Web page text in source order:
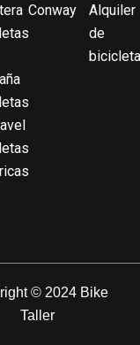
Conway
Alquiler
de
© 2024 Bike
Taller